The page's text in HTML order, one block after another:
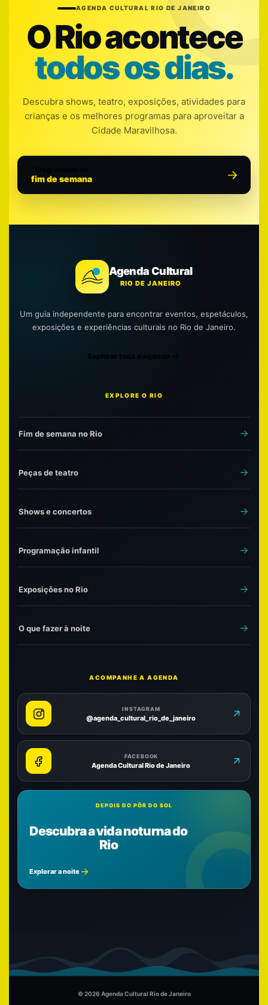
AGENDA CULTURAL RIO DE JANEIRO
O Rio acontece
todos os dias.
Descubra shows, teatro, exposições, atividades para
crianças e os melhores programas para aproveitar a
Cidade Maravilhosa.
fim de semana
Agenda Cultural
RIO DE JANEIRO
Um guia independente para encontrar eventos, espetáculos,
exposições e experiências culturais no Rio de Janeiro.
Explorar toda a agenda
EXPLORE O RIO
Fim de semana no Rio
Peças de teatro
Shows e concertos
Programação infantil
Exposições no Rio
O que fazer à noite
ACOMPANHE A AGENDA
INSTAGRAM
@agenda_cultural_rio_de_janeiro
FACEBOOK
Agenda Cultural Rio de Janeiro
DEPOIS DO PÔR DO SOL
Descubra a vida noturna do
Rio
Explorar a noite
© 2026 Agenda Cultural Rio de Janeiro